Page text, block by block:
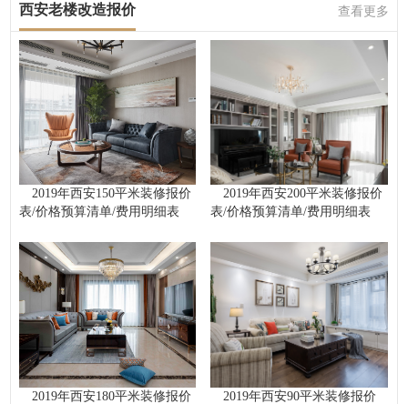
西安老楼改造报价 查看更多
2019年西安150平米装修报价
表/价格预算清单/费用明细表
2019年西安200平米装修报价
表/价格预算清单/费用明细表
2019年西安180平米装修报价
2019年西安90平米装修报价